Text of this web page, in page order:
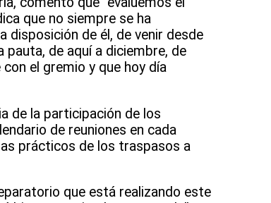
que no siempre se ha
disposición de él, de venir desde
de aquí a diciembre, de
el gremio y que hoy día
de la participación de los
de reuniones en cada
prácticos de los traspasos a
que está realizando este